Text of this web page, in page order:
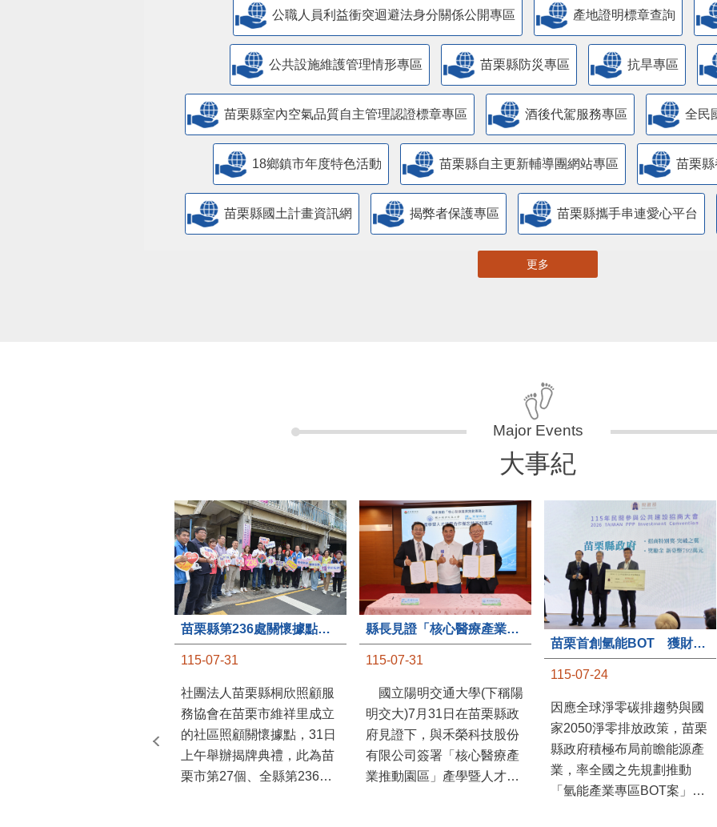
公職人員利益衝突迴避法身分關係公開專區 產地證明標章查詢
​公共設施維護管理情形專區 苗栗縣防災專區 抗旱專區
苗栗縣室內空氣品質自主管理認證標章專區 酒後代駕服務專區 全民
18鄉鎮市年度特色活動 苗栗縣自主更新輔導團網站專區 苗栗
苗栗縣國土計畫資訊網 揭弊者保護專區 苗栗縣攜手串連愛心平台
更多
大事紀
苗栗縣第236處關懷據點在苗栗市維祥里揭牌
115-07-31
社團法人苗栗縣桐欣照顧服
務協會在苗栗市維祥里成立
的社區照顧關懷據點，31日
上午舉辦揭牌典禮，此為苗
栗市第27個、全縣第236處
縣長見證「核心醫療產業推動園區」產學合作簽約儀式
115-07-31
國立陽明交通大學(下稱陽
明交大)7月31日在苗栗縣政
府見證下，與禾榮科技股份
有限公司簽署「核心醫療產
業推動園區」產學暨人才培
苗栗首創氫能BOT 獲財政部「突破之翼」肯定
115-07-24
因應全球淨零碳排趨勢與國
家2050淨零排放政策，苗栗
縣政府積極布局前瞻能源產
業，率全國之先規劃推動
「氫能產業專區BOT案」，